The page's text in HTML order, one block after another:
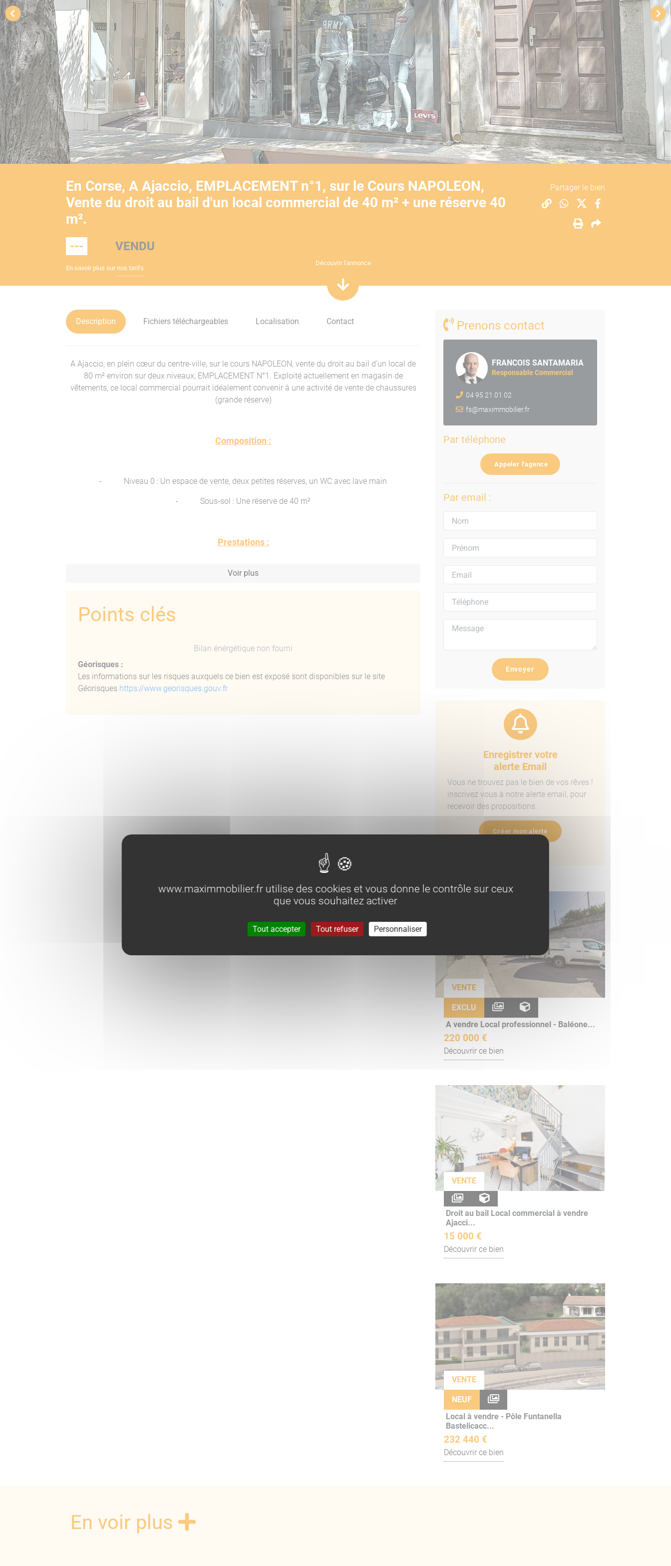
YouTube est désactivé. Autoriser
En Corse, A Ajaccio, EMPLACEMENT n°1, sur le Cours NAPOLEON,
Vente du droit au bail d'un local commercial de 40 m² + une réserve 40
m².
--- VENDU
En savoir plus sur nos tarifs
Partager le bien
Découvrir l'annonce
Description Fichiers téléchargeables Localisation Contact
A Ajaccio, en plein cœur du centre-ville, sur le cours NAPOLEON, vente du droit au bail d’un local de
80 m² environ sur deux niveaux, EMPLACEMENT N°1. Exploité actuellement en magasin de
vêtements, ce local commercial pourrait idéalement convenir à une activité de vente de chaussures
(grande réserve)
Composition :
- Niveau 0 : Un espace de vente, deux petites réserves, un WC avec lave main
- Sous-sol : Une réserve de 40 m²
Prestations :
Voir plus
Points clés
Bilan énérgétique non fourni
Géorisques :
Les informations sur les risques auxquels ce bien est exposé sont disponibles sur le site
Géorisques https://www.georisques.gouv.fr
Prenons contact
FRANCOIS SANTAMARIA
Responsable Commercial
04 95 21 01 02
fs@maximmobilier.fr
Par téléphone
Appeler l'agence
Par email :
Envoyer
Enregistrer votre
alerte Email
Vous ne trouvez pas le bien de vos rêves !
inscrivez vous à notre alerte email, pour
recevoir des propositions.
Créer mon alerte
VENTE
EXCLU
A vendre Local professionnel - Baléone...
220 000 €
Découvrir ce bien
VENTE
Droit au bail Local commercial à vendre
Ajacci...
15 000 €
Découvrir ce bien
VENTE
NEUF
Local à vendre - Pôle Funtanella
Bastelicacc...
232 440 €
Découvrir ce bien
En voir plus
www.maximmobilier.fr utilise des cookies et vous donne le contrôle sur ceux
que vous souhaitez activer
Tout accepter Tout refuser Personnaliser